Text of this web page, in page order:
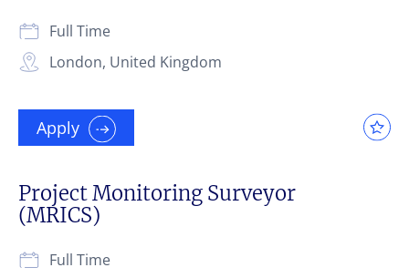
London, United Kingdom
Full Time
Apply
Project Monitoring Surveyor
(MRICS)
Full Time